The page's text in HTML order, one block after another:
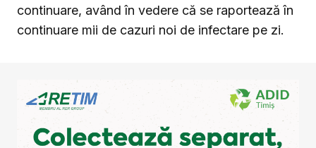
continuare, având în vedere că se raportează în
continuare mii de cazuri noi de infectare pe zi.